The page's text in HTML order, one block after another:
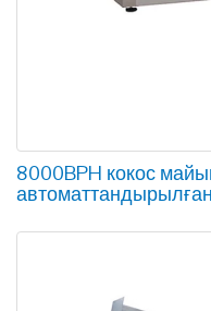
8000BPH кокос